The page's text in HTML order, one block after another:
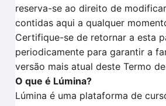
reserva-se ao direito de
contidas aqui a qualquer
Certifique-se de retornar a esta
periodicamente para garantir a
versão mais atual deste Termo
O que é Lúmina?
Lúmina é uma plataforma de